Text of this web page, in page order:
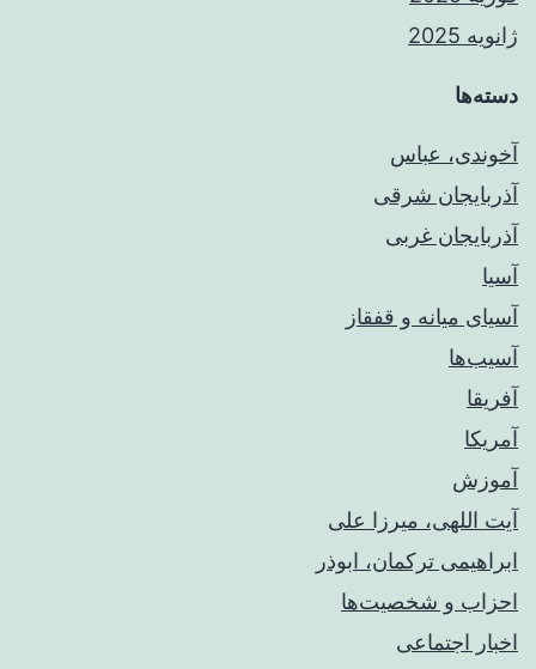
ژانویه 2025
دسته‌ها
آخوندی، عباس
آذربایجان شرقی
آذربایجان غربی
آسیا
آسیای میانه و قفقاز
آسیب‌ها
آفریقا
آمریکا
آموزش
آیت اللهی، میرزا علی
ابراهیمی ترکمان، ابوذر
احزاب و شخصیت‌ها
اخبار اجتماعی